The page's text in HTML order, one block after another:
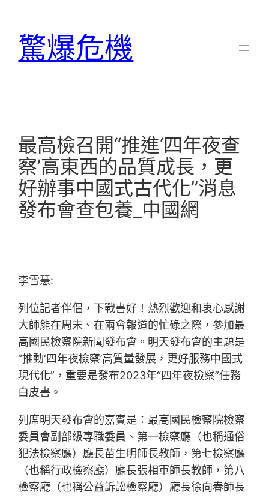
驚爆危機
最高檢召開“推進‘四年夜查
察’高東西的品質成長，更
好辦事中國式古代化”消息
發布會查包養_中國網
李雪慧:
列位記者伴侶，下戰書好！熱烈歡迎和衷心感謝
大師能在周末、在兩會報道的忙碌之際，參加最
高國民檢察院新聞發布會。明天發布會的主題是
“推動‘四年夜檢察’高質量發展，更好服務中國式
現代化”，重要是發布2023年“四年夜檢察”任務
白皮書。
列席明天發布會的嘉賓是：最高國民檢察院檢察
委員會副部級專職委員、第一檢察廳（也稱通俗
犯法檢察廳）廳長苗生明師長教師，第七檢察廳
（也稱行政檢察廳）廳長張相軍師長教師，第八
檢察廳（也稱公益訴訟檢察廳）廳長徐向春師長